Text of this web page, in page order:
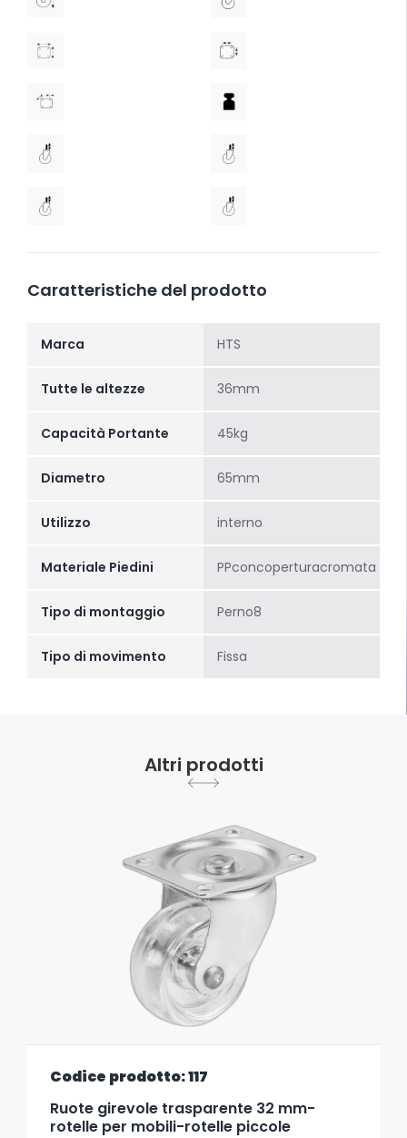
Caratteristiche del prodotto
Marca HTS
Tutte le altezze 36mm
Capacità Portante 45kg
Diametro 65mm
Utilizzo interno
Materiale Piedini PPconcoperturacromata
Tipo di montaggio Perno8
Tipo di movimento Fissa
Altri prodotti
Codice prodotto: 117
Ruote girevole trasparente 32 mm-
rotelle per mobili-rotelle piccole